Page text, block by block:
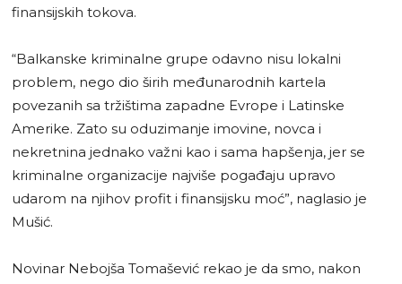
finansijskih tokova.
“Balkanske kriminalne grupe odavno nisu lokalni
problem, nego dio širih međunarodnih kartela
povezanih sa tržištima zapadne Evrope i Latinske
Amerike. Zato su oduzimanje imovine, novca i
nekretnina jednako važni kao i sama hapšenja, jer se
kriminalne organizacije najviše pogađaju upravo
udarom na njihov profit i finansijsku moć”, naglasio je
Mušić.
Novinar Nebojša Tomašević rekao je da smo, nakon